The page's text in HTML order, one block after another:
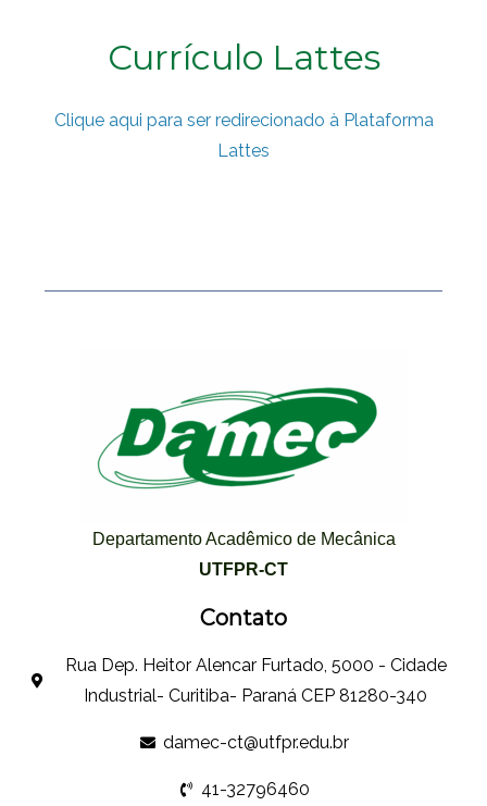
Currículo Lattes
Clique aqui para ser redirecionado à Plataforma
Lattes
Departamento Acadêmico de Mecânica
UTFPR-CT
Contato
Rua Dep. Heitor Alencar Furtado, 5000 - Cidade
Industrial- Curitiba- Paraná CEP 81280-340
damec-ct@utfpr.edu.br
41-32796460